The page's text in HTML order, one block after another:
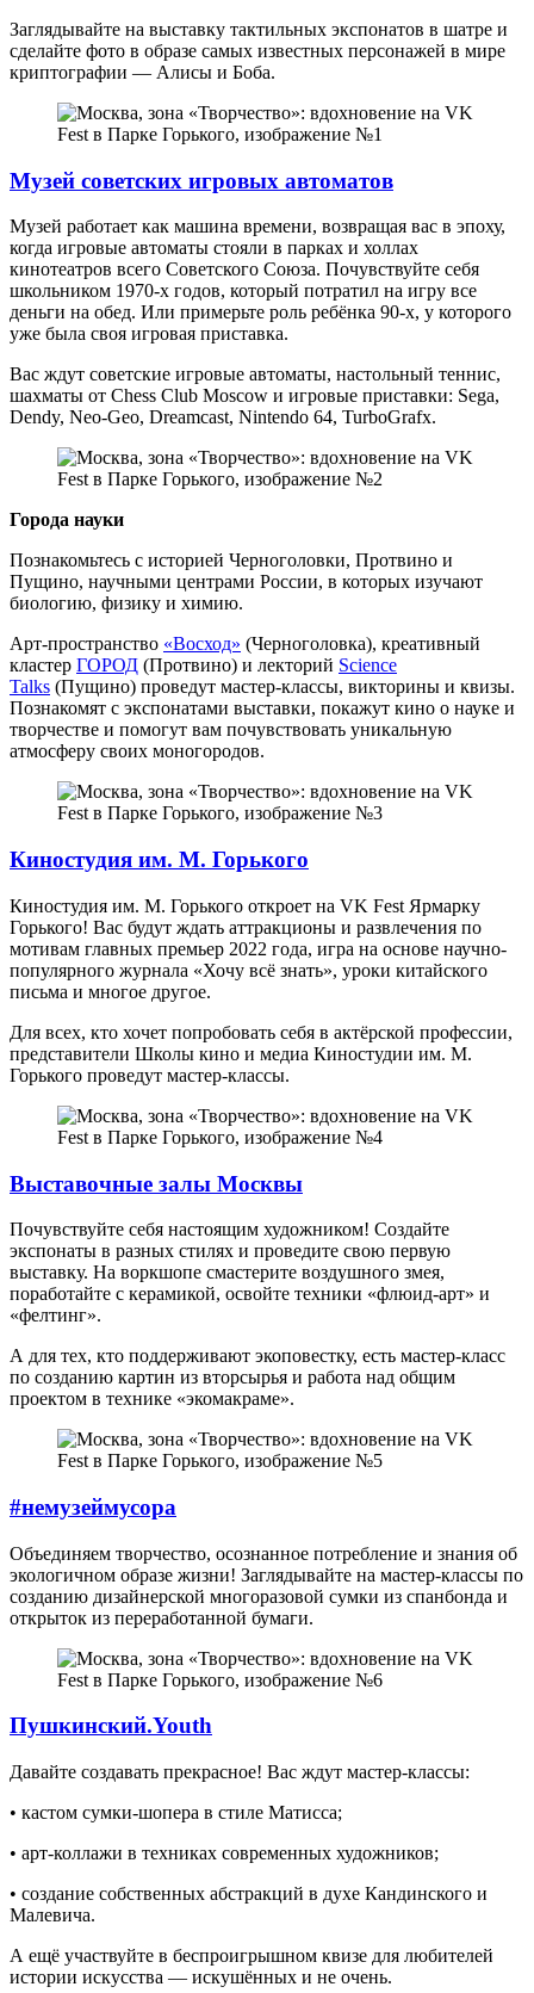
Заглядывайте на выставку тактильных экспонатов в шатре и
сделайте фото в образе самых известных персонажей в мире
криптографии — Алисы и Боба.
Музей советских игровых автоматов
Музей работает как машина времени, возвращая вас в эпоху,
когда игровые автоматы стояли в парках и холлах
кинотеатров всего Советского Союза. Почувствуйте себя
школьником 1970-х годов, который потратил на игру все
деньги на обед. Или примерьте роль ребёнка 90-х, у которого
уже была своя игровая приставка.
Вас ждут советские игровые автоматы, настольный теннис,
шахматы от Chess Club Moscow и игровые приставки: Sega,
Dendy, Neo-Geo, Dreamcast, Nintendo 64, TurboGrafx.
Города науки
Познакомьтесь с историей Черноголовки, Протвино и
Пущино, научными центрами России, в которых изучают
биологию, физику и химию.
Арт-пространство «Восход» (Черноголовка), креативный
кластер ГОРОД (Протвино) и лекторий Science
Talks (Пущино) проведут мастер-классы, викторины и квизы.
Познакомят с экспонатами выставки, покажут кино о науке и
творчестве и помогут вам почувствовать уникальную
атмосферу своих моногородов.
Киностудия им. М. Горького
Киностудия им. М. Горького откроет на VK Fest Ярмарку
Горького! Вас будут ждать аттракционы и развлечения по
мотивам главных премьер 2022 года, игра на основе научно-
популярного журнала «Хочу всё знать», уроки китайского
письма и многое другое.
Для всех, кто хочет попробовать себя в актёрской профессии,
представители Школы кино и медиа Киностудии им. М.
Горького проведут мастер-классы.
Выставочные залы Москвы
Почувствуйте себя настоящим художником! Создайте
экспонаты в разных стилях и проведите свою первую
выставку. На воркшопе смастерите воздушного змея,
поработайте с керамикой, освойте техники «флюид-арт» и
«фелтинг».
А для тех, кто поддерживают экоповестку, есть мастер-класс
по созданию картин из вторсырья и работа над общим
проектом в технике «экомакраме».
#немузеймусора
Объединяем творчество, осознанное потребление и знания об
экологичном образе жизни! Заглядывайте на мастер-классы по
созданию дизайнерской многоразовой сумки из спанбонда и
открыток из переработанной бумаги.
Пушкинский.Youth
Давайте создавать прекрасное! Вас ждут мастер-классы:
• кастом сумки-шопера в стиле Матисса;
• арт-коллажи в техниках современных художников;
• создание собственных абстракций в духе Кандинского и
Малевича.
А ещё участвуйте в беспроигрышном квизе для любителей
истории искусства — искушённых и не очень.